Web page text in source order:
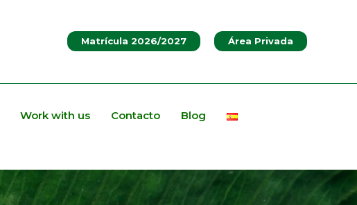
Matrícula 2026/2027 Área Privada
Work with us Contacto Blog